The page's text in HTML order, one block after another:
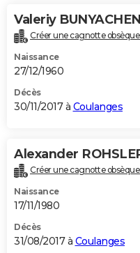
Valeriy
Créer une cagnotte
Naissance
27/12/1960
Décès
30/11/2017 à Coulanges
Alexander
Créer une cagnotte
Naissance
17/11/1980
Décès
31/08/2017 à Coulanges